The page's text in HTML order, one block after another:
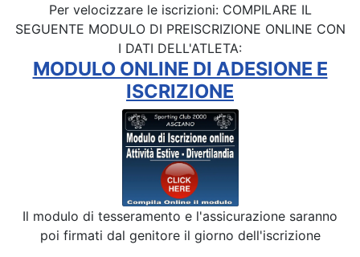
Per velocizzare le iscrizioni: COMPILARE IL
SEGUENTE MODULO DI PREISCRIZIONE ONLINE CON
I DATI DELL'ATLETA:
MODULO ONLINE DI ADESIONE E
ISCRIZIONE
Il modulo di tesseramento e l'assicurazione saranno
poi firmati dal genitore il giorno dell'iscrizione